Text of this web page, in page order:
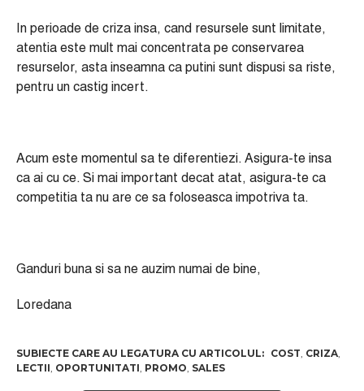
In perioade de criza insa, cand resursele sunt limitate,
atentia este mult mai concentrata pe conservarea
resurselor, asta inseamna ca putini sunt dispusi sa riste,
pentru un castig incert.
Acum este momentul sa te diferentiezi. Asigura-te insa
ca ai cu ce. Si mai important decat atat, asigura-te ca
competitia ta nu are ce sa foloseasca impotriva ta.
Ganduri buna si sa ne auzim numai de bine,
Loredana
COST, CRIZA,
LECTII, OPORTUNITATI, PROMO, SALES